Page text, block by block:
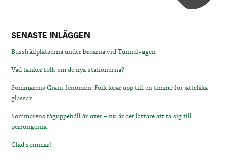
SENASTE INLÄGGEN
Busshållplatserna under broarna vid Tunnelvägen
Vad tänker folk om de nya stationerna?
Sommarens Grani-fenomen: Folk köar upp till en timme för jättelika
glassar
Sommarens tåguppehåll är över – nu är det lättare att ta sig till
perrongerna
Glad sommar!